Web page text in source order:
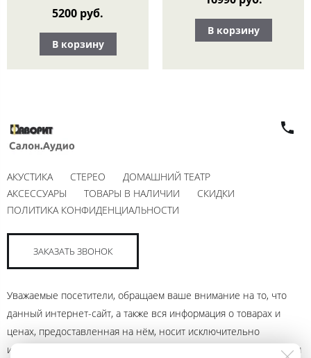
5200 руб.
В корзину
В корзину
АКУСТИКА СТЕРЕО
ДОМАШНИЙ ТЕАТР
АКСЕССУАРЫ
ТОВАРЫ В НАЛИЧИИ
СКИДКИ
ПОЛИТИКА КОНФИДЕНЦИАЛЬНОСТИ
ЗАКАЗАТЬ ЗВОНОК
Уважаемые посетители, обращаем ваше внимание на то, что
данный интернет-сайт, а также вся информация о товарах и
ценах, предоставленная на нём, носит исключительно
информационный характер и ни при каких условиях не является